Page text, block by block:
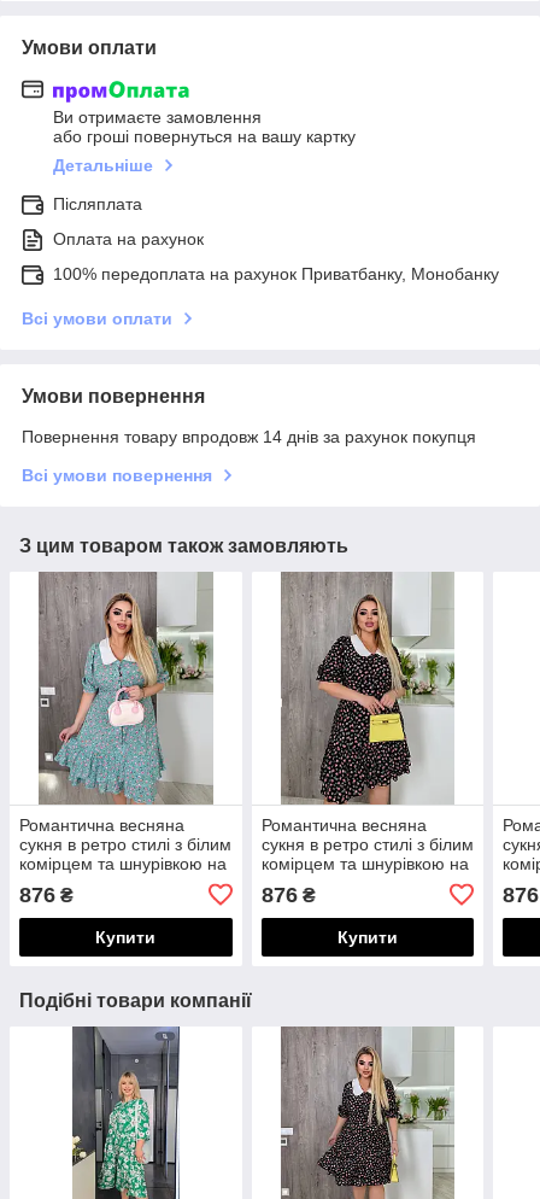
Умови оплати
Ви отримаєте замовлення
або гроші повернуться на вашу картку
Детальніше
Післяплата
Оплата на рахунок
100% передоплата на рахунок Приватбанку, Монобанку
Всі умови оплати
Умови повернення
Повернення товару впродовж 14 днів за рахунок покупця
Всі умови повернення
З цим товаром також замовляють
Романтична весняна
сукня в ретро стилі з білим
комірцем та шнурівкою на
розміри
876 ₴
Купити
Романтична весняна
сукня в ретро стилі з білим
комірцем та шнурівкою на
розміри
876₴
Купити
876
Подібні товари компанії